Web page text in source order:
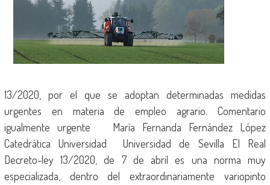
13/2020, por el que se adoptan determinadas medidas
urgentes en materia de empleo agrario. Comentario
igualmente urgente María Fernanda Fernández López
Catedrática Universidad Universidad de Sevilla El Real
Decreto-ley 13/2020, de 7 de abril es una norma muy
especializada, dentro del extraordinariamente variopinto